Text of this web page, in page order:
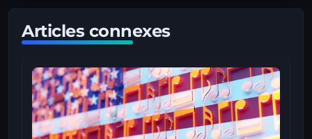
Articles connexes